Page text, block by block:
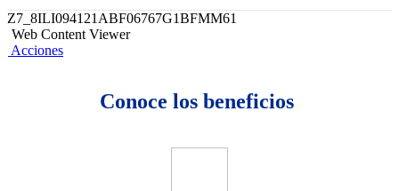
Z7_8ILI094121ABF06767G1BFMM61
Web Content Viewer
Acciones
Conoce los beneficios